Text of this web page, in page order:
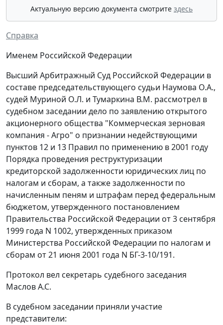
Актуальную версию документа смотрите здесь
Справка
Именем Российской Федерации
Высший Арбитражный Суд Российской Федерации в
составе председательствующего судьи Наумова О.А.,
судей Муриной О.Л. и Тумаркина В.М. рассмотрел в
судебном заседании дело по заявлению открытого
акционерного общества "Коммерческая зерновая
компания - Агро" о признании недействующими
пунктов 12 и 13 Правил по применению в 2001 году
Порядка проведения реструктуризации
кредиторской задолженности юридических лиц по
налогам и сборам, а также задолженности по
начисленным пеням и штрафам перед федеральным
бюджетом, утвержденного постановлением
Правительства Российской Федерации от 3 сентября
1999 года N 1002, утвержденных приказом
Министерства Российской Федерации по налогам и
сборам от 21 июня 2001 года N БГ-3-10/191.
Протокол вел секретарь судебного заседания
Маслов А.С.
В судебном заседании приняли участие
представители: